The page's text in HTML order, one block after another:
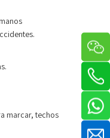
marcar, techos